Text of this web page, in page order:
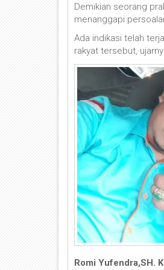
Demikian seorang
menanggapi
Ada indikasi telah
rakyat tersebut,
Romi Yufendra,SH.